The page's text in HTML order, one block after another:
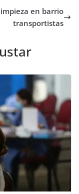
en barrio
transportistas